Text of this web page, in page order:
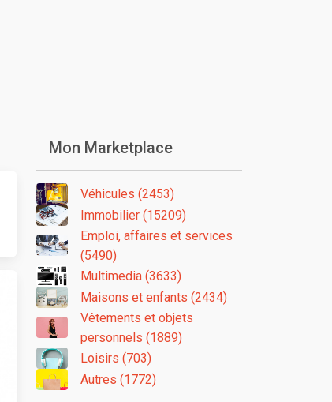
Mon Marketplace
Véhicules (2453)
Immobilier (15209)
Emploi, affaires et services
(5490)
Multimedia (3633)
Maisons et enfants (2434)
Vêtements et objets
personnels (1889)
Loisirs (703)
Autres (1772)